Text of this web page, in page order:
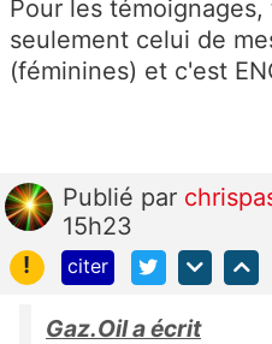
Pour les
seulement celui de
(féminines) et c'est
Publié par
15h23
!
citer
Gaz.Oil a écrit